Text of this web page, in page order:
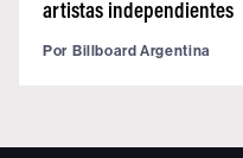
artistas independientes
Por Billboard Argentina